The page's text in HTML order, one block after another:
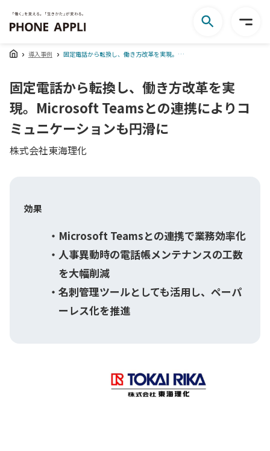
導入事例 固定電話から転換し、働き方改革を実現。Microsoft Teamsとの連携によりコミュニケーションも円滑に
固定電話から転換し、働き方改革を実
現。Microsoft Teamsとの連携によりコ
ミュニケーションも円滑に
株式会社東海理化
効果
Microsoft Teamsとの連携で業務効率化
人事異動時の電話帳メンテナンスの工数
を大幅削減
名刺管理ツールとしても活用し、ペーパ
ーレス化を推進